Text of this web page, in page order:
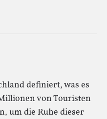
definiert, was es
von Touristen
um die Ruhe dieser